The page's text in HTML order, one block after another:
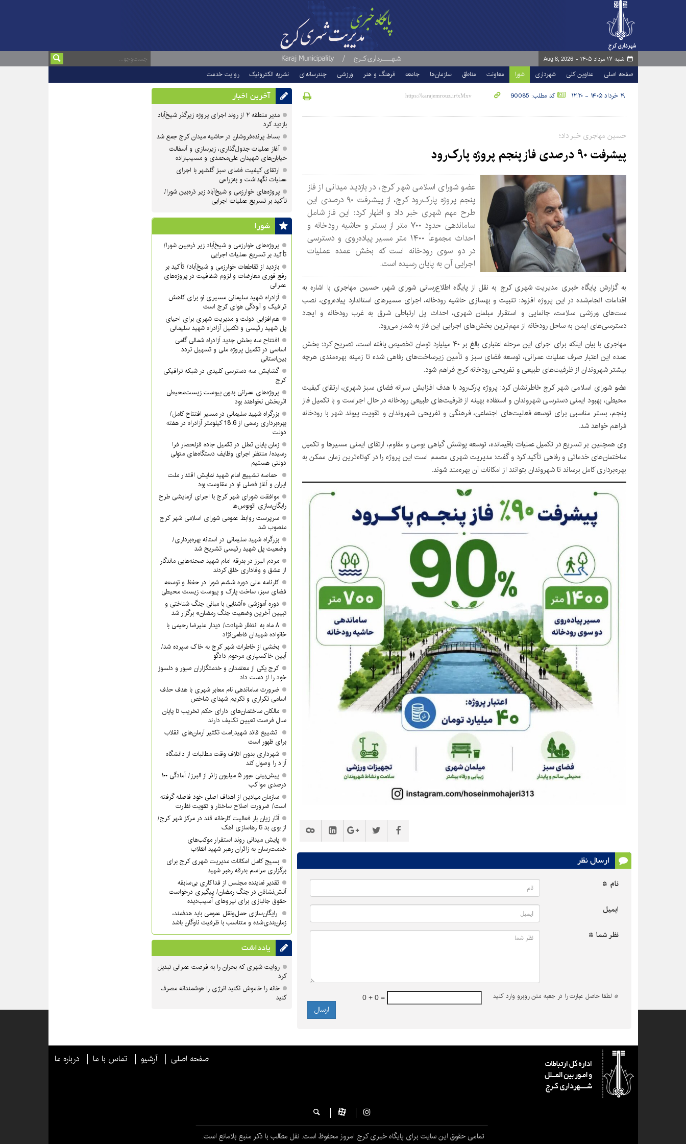
شنبه ۱۷ مرداد ۱۴۰۵ - Aug 8, 2026
صفحه اصلی عناوین کلی شهرداری شورا معاونت مناطق سازمان‌ها جامعه فرهنگ و هنر ورزشی چندرسانه‌ای نشریه الکترونیک روایت خدمت
۱۹ خرداد ۱۴۰۵ - ۱۲:۲۰ کد مطلب: 90085
حسین مهاجری خبر داد؛
پیشرفت ۹۰ درصدی فاز پنجم پروژه پارک‌رود
عضو شورای اسلامی شهر کرج، در بازدید میدانی از فاز
پنجم پروژه پارک‌رود کرج، از پیشرفت ۹۰ درصدی این
طرح مهم شهری خبر داد و اظهار کرد: این فاز شامل
ساماندهی حدود ۷۰۰ متر از بستر و حاشیه رودخانه و
احداث مجموعاً ۱۴۰۰ متر مسیر پیاده‌روی و دسترسی
در دو سوی رودخانه است که بخش عمده عملیات
اجرایی آن به پایان رسیده است.
به گزارش پایگاه خبری مدیریت شهری کرج به نقل از پایگاه اطلاع‌رسانی شورای شهر، حسین مهاجری با اشاره به
اقدامات انجام‌شده در این پروژه افزود: تثبیت و بهسازی حاشیه رودخانه، اجرای مسیرهای استاندارد پیاده‌روی، نصب
ست‌های ورزشی سلامت، جانمایی و استقرار مبلمان شهری، احداث پل ارتباطی شرق به غرب رودخانه و ایجاد
دسترسی‌های ایمن به ساحل رودخانه از مهم‌ترین بخش‌های اجرایی این فاز به شمار می‌رود.
مهاجری با بیان اینکه برای اجرای این مرحله اعتباری بالغ بر ۴۰ میلیارد تومان تخصیص یافته است، تصریح کرد: بخش
عمده این اعتبار صرف عملیات عمرانی، توسعه فضای سبز و تأمین زیرساخت‌های رفاهی شده تا زمینه بهره‌مندی هرچه
بیشتر شهروندان از ظرفیت‌های طبیعی و تفریحی رودخانه کرج فراهم شود.
عضو شورای اسلامی شهر کرج خاطرنشان کرد: پروژه پارک‌رود با هدف افزایش سرانه فضای سبز شهری، ارتقای کیفیت
محیطی، بهبود ایمنی دسترسی شهروندان و استفاده بهینه از ظرفیت‌های طبیعی رودخانه در حال اجراست و با تکمیل فاز
پنجم، بستر مناسبی برای توسعه فعالیت‌های اجتماعی، فرهنگی و تفریحی شهروندان و تقویت پیوند شهر با رودخانه
فراهم خواهد شد.
وی همچنین بر تسریع در تکمیل عملیات باقیمانده، توسعه پوشش گیاهی بومی و مقاوم، ارتقای ایمنی مسیرها و تکمیل
ساختمان‌های خدماتی و رفاهی تأکید کرد و گفت: مدیریت شهری مصمم است این پروژه را در کوتاه‌ترین زمان ممکن به
بهره‌برداری کامل برساند تا شهروندان بتوانند از امکانات آن بهره‌مند شوند.
ارسال نظر
نام *
ایمیل
نظر شما *
* لطفا حاصل عبارت را در جعبه متن روبرو وارد کنید 0 + 0 =
آخرین اخبار
مدیر منطقه ۲ از روند اجرای پروژه زیرگذر شیخ‌آباد
بازدید کرد
بساط پرنده‌فروشان در حاشیه میدان کرج جمع شد
آغاز عملیات جدول‌گذاری، زیرسازی و آسفالت
خیابان‌های شهیدان علی‌محمدی و مسیب‌زاده
ارتقای کیفیت فضای سبز گلشهر با اجرای
عملیات نگهداشت و به‌زراعی
پروژه‌های خوارزمی و شیخ‌آباد زیر ذره‌بین شورا/
تأکید بر تسریع عملیات اجرایی
شورا
پروژه‌های خوارزمی و شیخ‌آباد زیر ذره‌بین شورا/
تأکید بر تسریع عملیات اجرایی
بازدید از تقاطعات خوارزمی و شیخ‌آباد/ تأکید بر
رفع فوری معارضات و لزوم شفافیت در پروژه‌های
عمرانی
آزادراه شهید سلیمانی مسیری نو برای کاهش
ترافیک و آلودگی هوای کرج است
هم‌افزایی دولت و مدیریت شهری برای احیای
پل شهید رئیسی و تکمیل آزادراه شهید سلیمانی
افتتاح سه بخش جدید آزادراه شمالی گامی
اساسی در تکمیل پروژه ملی و تسهیل تردد
بین‌استانی
گشایش سه دسترسی کلیدی در شبکه ترافیکی
کرج
پروژه‌های عمرانی بدون پیوست زیست‌محیطی
اثربخش نخواهند بود
بزرگراه شهید سلیمانی در مسیر افتتاح کامل/
بهره‌برداری رسمی از 18.6 کیلومتر آزادراه در هفته
دولت
زمان پایان تعلل در تکمیل جاده قزلحصار فرا
رسیده/ منتظر اجرای وظایف دستگاه‌های متولی
دولتی هستیم
حماسه تشییع امام شهید نمایش اقتدار ملت
ایران و آغاز فصلی نو در مقاومت بود
موافقت شورای شهر کرج با اجرای آزمایشی طرح
رایگان‌سازی اتوبوس‌ها
سرپرست روابط عمومی شورای اسلامی شهر کرج
منصوب شد
بزرگراه شهید سلیمانی در آستانه بهره‌برداری/
وضعیت پل شهید رئیسی تشریح شد
مردم البرز در بدرقه امام شهید صحنه‌هایی ماندگار
از عشق و وفاداری خلق کردند
کارنامه عالی دوره ششم شورا در حفظ و توسعه
فضای سبز، ساخت پارک و پیوست زیست محیطی
دوره آموزشی «آشنایی با مبانی جنگ شناختی و
تبیین آخرین وضعیت جنگ رمضان» برگزار شد
۸ ماه به انتظار شهادت/ دیدار علیرضا رحیمی با
خانواده شهیدان فاطمی‌نژاد
بخشی از خاطرات شهر کرج به خاک سپرده شد/
آیین خاکسپاری مرحوم دادگو
کرج یکی از معتمدان و خدمتگزاران صبور و دلسوز
خود را از دست داد
ضرورت ساماندهی نام‌ معابر شهری با هدف حذف
اسامی تکراری و تکریم شهدای شاخص
مالکان ساختمان‌های دارای حکم تخریب تا پایان
سال فرصت تعیین تکلیف دارند
تشییع قائد شهید ِامت تکثیر آرمان‌های انقلاب
برای ظهور است
شهرداری بدون اتلاف وقت مطالبات از دانشگاه
آزاد را وصول کند
پیش‌بینی عبور ۵ میلیون زائر از البرز/ آمادگی ۱۰۰
درصدی مواکب
سازمان میادین از اهداف اصلی خود فاصله گرفته
است/ ضرورت اصلاح ساختار و تقویت نظارت
آثار زیان بار فعالیت کارخانه قند در مرکز شهر کرج/
از بوی بد تا رهاسازی آهک
پایش میدانی روند استقرار موکب‌های
خدمت‌رسان به زائران رهبر شهید انقلاب
بسیج کامل امکانات مدیریت شهری کرج برای
برگزاری مراسم بدرقه رهبر شهید
تقدیر نماینده مجلس از فداکاری بی‌سابقه
آتش‌نشانان در جنگ رمضان/ پیگیری درخواست
حقوق جانبازی برای نیروهای آسیب‌دیده
رایگان‌سازی حمل‌ونقل عمومی باید هدفمند،
زمان‌بندی‌شده و متناسب با ظرفیت ناوگان باشد
یادداشت
روایت شهری که بحران را به فرصت عمرانی تبدیل
کرد
خانه را خاموش نکنید انرژی را هوشمندانه مصرف
کنید
صفحه اصلی آرشیو تماس با ما درباره ما
تمامی حقوق این سایت برای پایگاه خبری کرج امروز محفوظ است. نقل مطالب با ذکر منبع بلامانع است.